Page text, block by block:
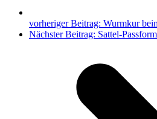
vorheriger Beitrag: Wurmkur
Nächster Beitrag: Sattel-